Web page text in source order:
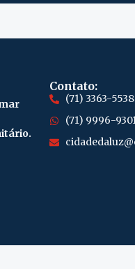
Contato:
(71) 3363-5538
(71) 9996-